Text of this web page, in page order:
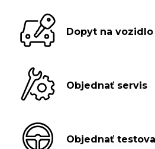
Dopyt na vozidlo
Objednať servis
Objednať